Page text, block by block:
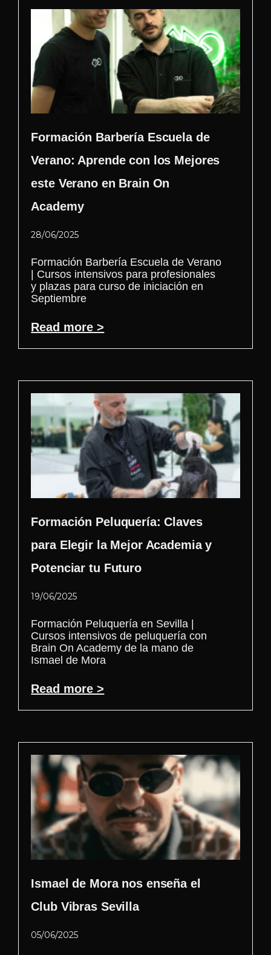
Formación Barbería Escuela de
Verano: Aprende con los Mejores
este Verano en Brain On
Academy
28/06/2025
Formación Barbería Escuela de Verano
| Cursos intensivos para profesionales
y plazas para curso de iniciación en
Septiembre
Read more >
Formación Peluquería: Claves
para Elegir la Mejor Academia y
Potenciar tu Futuro
19/06/2025
Formación Peluquería en Sevilla |
Cursos intensivos de peluquería con
Brain On Academy de la mano de
Ismael de Mora
Read more >
Ismael de Mora nos enseña el
Club Vibras Sevilla
05/06/2025